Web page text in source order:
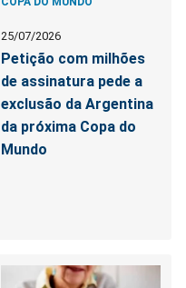
25/07/2026
Petição com milhões
de assinatura pede a
exclusão da Argentina
da próxima Copa do
Mundo